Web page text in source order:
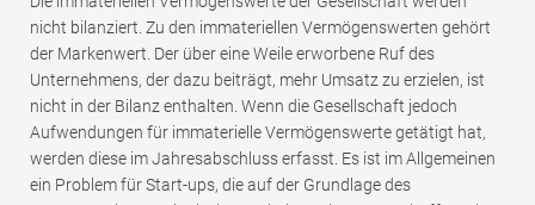
nicht bilanziert. Zu den immateriellen Vermögenswerten gehört
der Markenwert. Der über eine Weile erworbene Ruf des
Unternehmens, der dazu beiträgt, mehr Umsatz zu erzielen, ist
nicht in der Bilanz enthalten. Wenn die Gesellschaft jedoch
Aufwendungen für immaterielle Vermögenswerte getätigt hat,
werden diese im Jahresabschluss erfasst. Es ist im Allgemeinen
ein Problem für Start-ups, die auf der Grundlage des